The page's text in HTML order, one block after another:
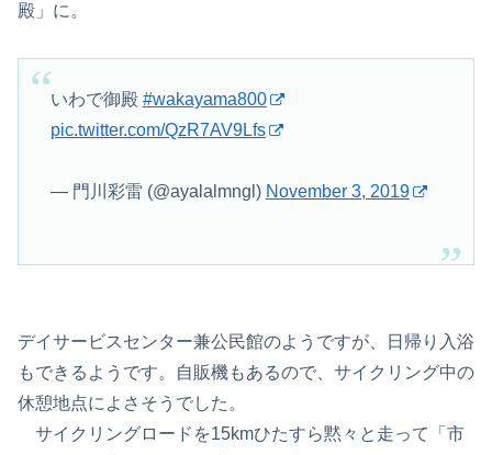
殿」に。
いわで御殿 #wakayama800
pic.twitter.com/QzR7AV9Lfs
— 門川彩雷 (@ayalalmngl) November 3, 2019
デイサービスセンター兼公民館のようですが、日帰り入浴
もできるようです。自販機もあるので、サイクリング中の
休憩地点によさそうでした。
サイクリングロードを15kmひたすら黙々と走って「市